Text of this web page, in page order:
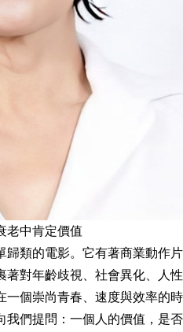
老中肯定價值
歸類的電影。它有著商業動作片
著對年齡歧視、社會異化、人性
一個崇尚青春、速度與效率的時
我們提問：一個人的價值，是否